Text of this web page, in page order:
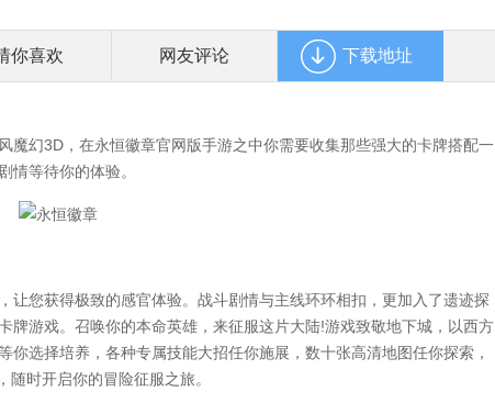
你喜欢 网友评论 下载地址
幻3D，在永恒徽章官网版手游之中你需要收集那些强大的卡牌搭配一
情等待你的体验。
您获得极致的感官体验。战斗剧情与主线环环相扣，更加入了遗迹探
牌游戏。召唤你的本命英雄，来征服这片大陆!游戏致敬地下城，以西方
选择培养，各种专属技能大招任你施展，数十张高清地图任你探索，
时开启你的冒险征服之旅。